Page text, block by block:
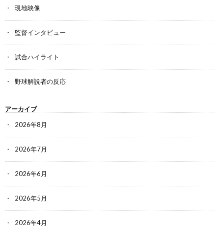
現地映像
監督インタビュー
試合ハイライト
野球解説者の反応
アーカイブ
2026年8月
2026年7月
2026年6月
2026年5月
2026年4月